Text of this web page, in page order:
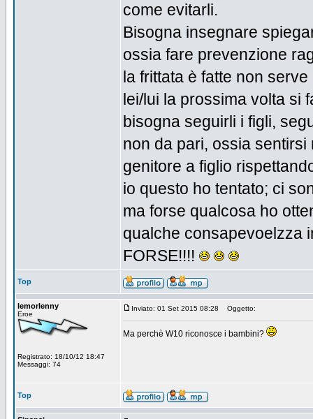
come evitarli.
Bisogna insegnare
ossia fare prevenzione
la frittata è fatte non
lei/lui la prossima volta si
bisogna seguirli i figli,
non da pari, ossia
genitore a figlio
io questo ho tentato; ci
ma forse qualcosa ho
qualche consapevoelzza
FORSE!!!!
Top
lemorlenny
Eroe
Registrato: 18/10/12 18:47
Messaggi: 74
Inviato: 01 Set 2015 08:28 Oggetto:
Ma perchè W10 riconosce i bambini?
Top